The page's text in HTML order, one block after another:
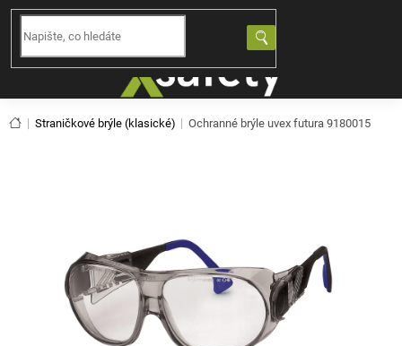
Přejít
obsah
Domů
Straničkové brýle (klasické) Ochranné brýle uvex futura 9180015